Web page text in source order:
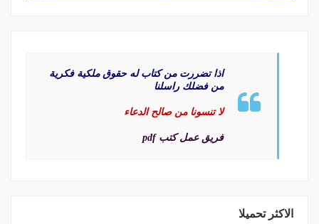
اذا تضررت من كتاب له حقوق ملكية فكرية
من فضلك راسلنا
لا تنسونا من صالح الدعاء
فريق عمل كتب pdf
الاكثر تحميلا